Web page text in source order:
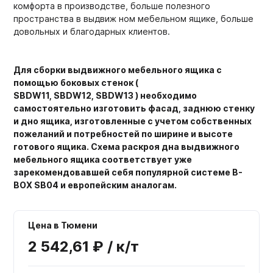
комфорта в производстве, больше полезного
пространства в выдвиж ном мебельном ящике, больше
довольных и благодарных клиентов.
Для сборки выдвижного мебельного ящика с
помощью боковых стенок (
SBDW11, SBDW12, SBDW13 ) необходимо
самостоятельно изготовить фасад, заднюю стенку
и дно ящика, изготовленные с учетом собственных
пожеланий и потребностей по ширине и высоте
готового ящика. Схема раскроя дна выдвижного
мебельного ящика соответствует уже
зарекомендовавшей себя популярной системе B-
BOX SB04 и европейским аналогам.
Цена в Тюмени
2 542,61 ₽ / к/т